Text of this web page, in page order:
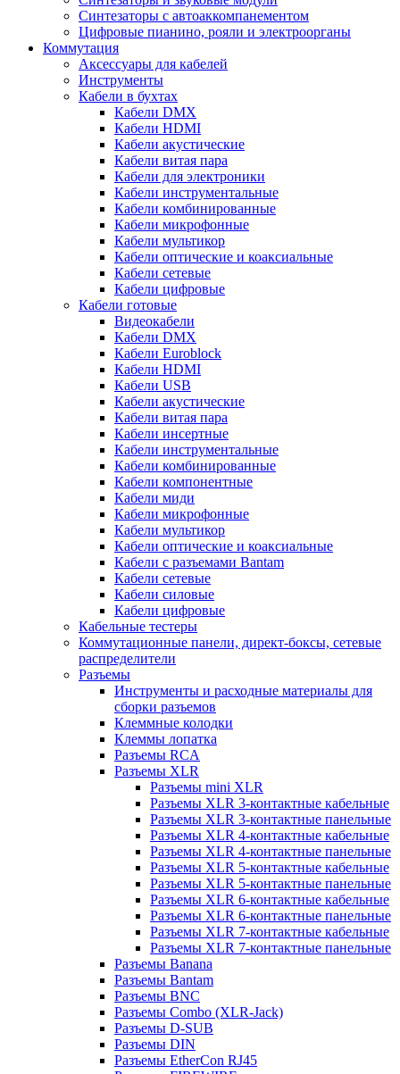
Синтезаторы с автоаккомпанементом
Цифровые пианино, рояли и электроорганы
Коммутация
Аксессуары для кабелей
Инструменты
Кабели в бухтах
Кабели DMX
Кабели HDMI
Кабели акустические
Кабели витая пара
Кабели для электроники
Кабели инструментальные
Кабели комбинированные
Кабели микрофонные
Кабели мультикор
Кабели оптические и коаксиальные
Кабели сетевые
Кабели цифровые
Кабели готовые
Видеокабели
Кабели DMX
Кабели Euroblock
Кабели HDMI
Кабели USB
Кабели акустические
Кабели витая пара
Кабели инсертные
Кабели инструментальные
Кабели комбинированные
Кабели компонентные
Кабели миди
Кабели микрофонные
Кабели мультикор
Кабели оптические и коаксиальные
Кабели с разъемами Bantam
Кабели сетевые
Кабели силовые
Кабели цифровые
Кабельные тестеры
Коммутационные панели, директ-боксы, сетевые
распределители
Разъемы
Инструменты и расходные материалы для
сборки разъемов
Клеммные колодки
Клеммы лопатка
Разъемы RCA
Разъемы XLR
Разъемы mini XLR
Разъемы XLR 3-контактные кабельные
Разъемы XLR 3-контактные панельные
Разъемы XLR 4-контактные кабельные
Разъемы XLR 4-контактные панельные
Разъемы XLR 5-контактные кабельные
Разъемы XLR 5-контактные панельные
Разъемы XLR 6-контактные кабельные
Разъемы XLR 6-контактные панельные
Разъемы XLR 7-контактные кабельные
Разъемы XLR 7-контактные панельные
Разъемы Banana
Разъемы Bantam
Разъемы BNC
Разъемы Combo (XLR-Jack)
Разъемы D-SUB
Разъемы DIN
Разъемы EtherCon RJ45